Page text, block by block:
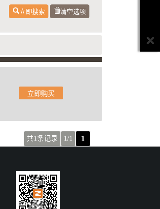
立即搜索 清空选项
立即购买
共1条记录 1/1 1